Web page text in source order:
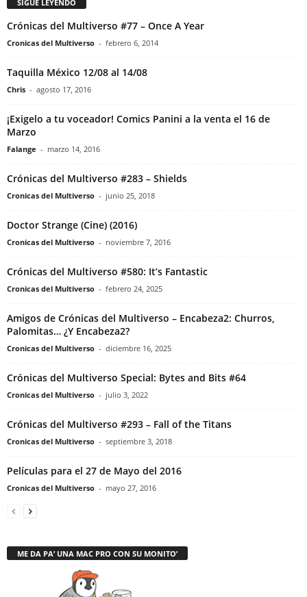
SIGUE LEYENDO
Crónicas del Multiverso #77 – Once A Year
Cronicas del Multiverso - febrero 6, 2014
Taquilla México 12/08 al 14/08
Chris - agosto 17, 2016
¡Exigelo a tu voceador! Comics Panini a la venta el 16 de
Marzo
Falange - marzo 14, 2016
Crónicas del Multiverso #283 – Shields
Cronicas del Multiverso - junio 25, 2018
Doctor Strange (Cine) (2016)
Cronicas del Multiverso - noviembre 7, 2016
Crónicas del Multiverso #580: It’s Fantastic
Cronicas del Multiverso - febrero 24, 2025
Amigos de Crónicas del Multiverso – Encabeza2: Churros,
Palomitas… ¿Y Encabeza2?
Cronicas del Multiverso - diciembre 16, 2025
Crónicas del Multiverso Special: Bytes and Bits #64
Cronicas del Multiverso - julio 3, 2022
Crónicas del Multiverso #293 – Fall of the Titans
Cronicas del Multiverso - septiembre 3, 2018
Películas para el 27 de Mayo del 2016
Cronicas del Multiverso - mayo 27, 2016
ME DA PA’ UNA MAC PRO CON SU MONITO’